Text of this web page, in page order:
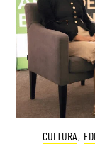
CULTURA,